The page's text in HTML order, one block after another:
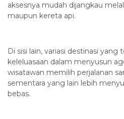
aksesnya mudah dijangkau
maupun kereta api.
Di sisi lain, variasi destinasi
keleluasaan dalam menyusun
wisatawan memilih perjalanan
sementara yang lain lebih
bebas.